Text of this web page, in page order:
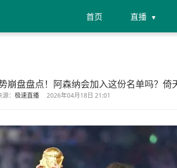
首页 直播
崩盘盘点！阿森纳会加入这份名单吗？倚
： 极速直播 2026年04月18日 21:01